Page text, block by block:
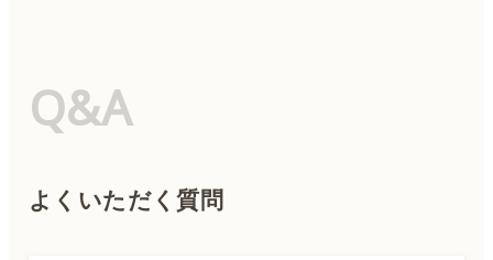
Q&A
よくいただく質問